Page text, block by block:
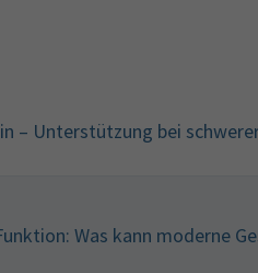
– Unterstützung bei
Was kann moderne